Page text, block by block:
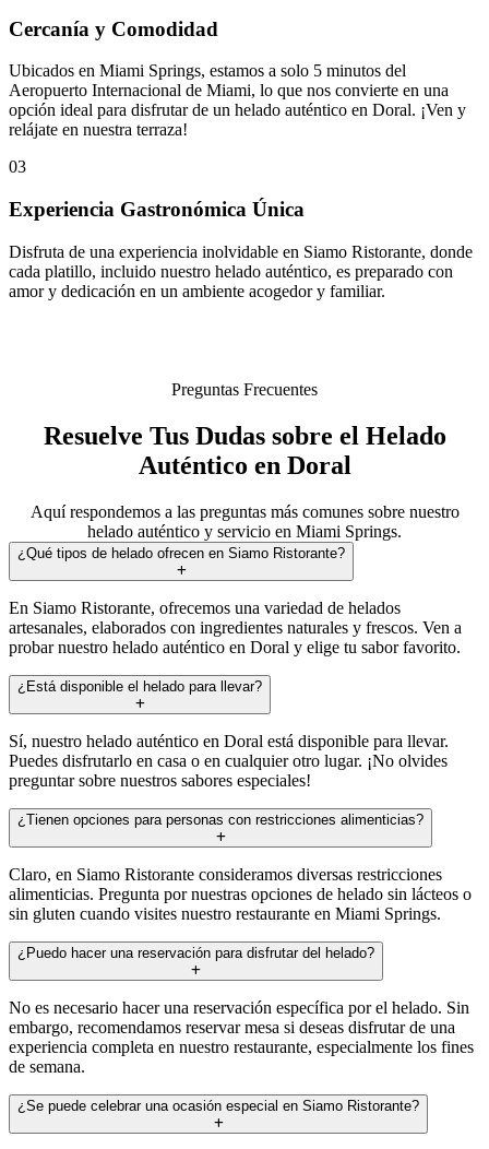
Cercanía y Comodidad
Ubicados en Miami Springs, estamos a solo 5 minutos del
Aeropuerto Internacional de Miami, lo que nos convierte en una
opción ideal para disfrutar de un helado auténtico en Doral. ¡Ven y
relájate en nuestra terraza!
03
Experiencia Gastronómica Única
Disfruta de una experiencia inolvidable en Siamo Ristorante, donde
cada platillo, incluido nuestro helado auténtico, es preparado con
amor y dedicación en un ambiente acogedor y familiar.
Preguntas Frecuentes
Resuelve Tus Dudas sobre el Helado
Auténtico en Doral
Aquí respondemos a las preguntas más comunes sobre nuestro
helado auténtico y servicio en Miami Springs.
¿Qué tipos de helado ofrecen en Siamo Ristorante?
En Siamo Ristorante, ofrecemos una variedad de helados
artesanales, elaborados con ingredientes naturales y frescos. Ven a
probar nuestro helado auténtico en Doral y elige tu sabor favorito.
¿Está disponible el helado para llevar?
Sí, nuestro helado auténtico en Doral está disponible para llevar.
Puedes disfrutarlo en casa o en cualquier otro lugar. ¡No olvides
preguntar sobre nuestros sabores especiales!
¿Tienen opciones para personas con restricciones alimenticias?
Claro, en Siamo Ristorante consideramos diversas restricciones
alimenticias. Pregunta por nuestras opciones de helado sin lácteos o
sin gluten cuando visites nuestro restaurante en Miami Springs.
¿Puedo hacer una reservación para disfrutar del helado?
No es necesario hacer una reservación específica por el helado. Sin
embargo, recomendamos reservar mesa si deseas disfrutar de una
experiencia completa en nuestro restaurante, especialmente los fines
de semana.
¿Se puede celebrar una ocasión especial en Siamo Ristorante?